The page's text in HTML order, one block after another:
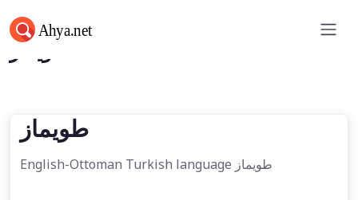
طویماز
طویماز
English-Ottoman Turkish language طویماز